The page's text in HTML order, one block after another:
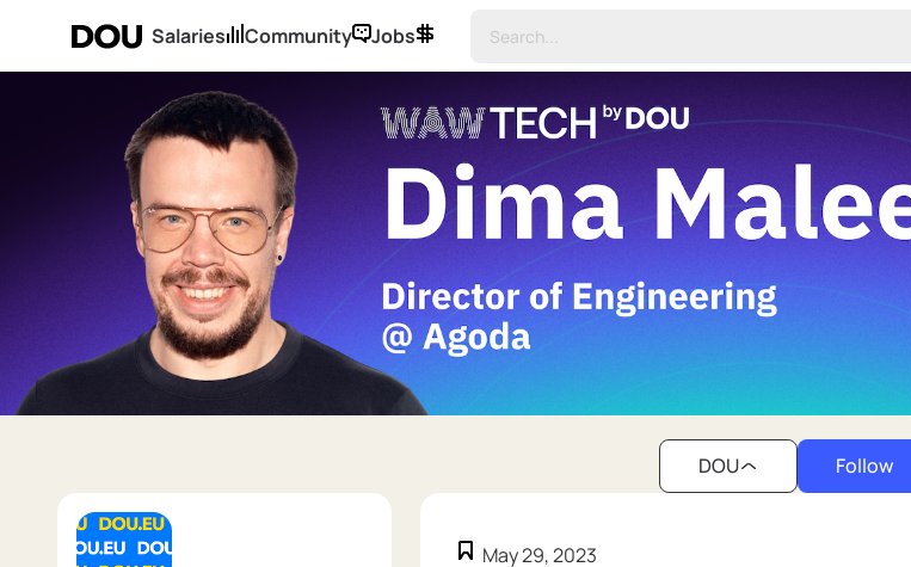
Salaries Community Jobs
DOU Follow
May 29, 2023